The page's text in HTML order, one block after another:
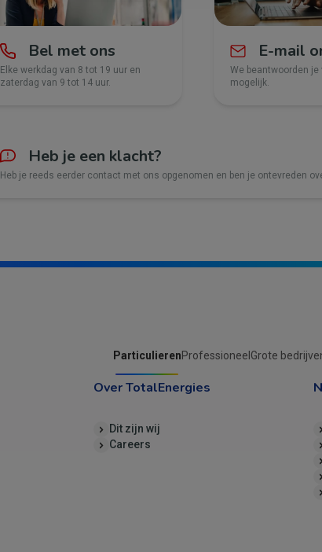
Bel met ons
Elke werkdag van 8 tot 19 uur en
zaterdag van 9 tot 14 uur.
E-mail
We beantwoorden je
mogelijk.
Heb je een klacht?
Heb je reeds eerder contact met ons opgenomen en ben je ontevreden
ParticulierenProfessioneel Grote
Over TotalEnergies
Dit zijn wij
Careers